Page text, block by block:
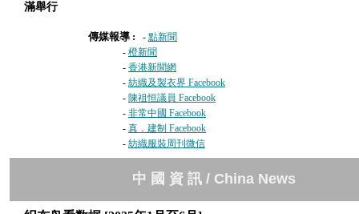
滿舉行
傳媒報導 : - 點新聞
- 橙新聞
- 香港新聞網
- 紡織及製衣界 Facebook
- 陳祖恒議員 Facebook
- 非常中國 Facebook
- 真．建制 Facebook
- 紡織服裝周刊微信
中 國 資 訊 / China News